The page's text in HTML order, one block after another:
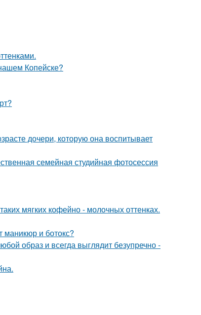
Копейске?
дочери, которую она воспитывает
семейная студийная фотосессия
мягких кофейно - молочных оттенках.
и ботокс?
образ и всегда выглядит безупречно -